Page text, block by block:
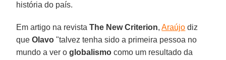
história do país.
Em artigo na revistaThe New Criterion,Araújo diz
queOlavo "talvez tenha sido a primeira pessoa no
mundo a ver oglobalismo como um resultado da